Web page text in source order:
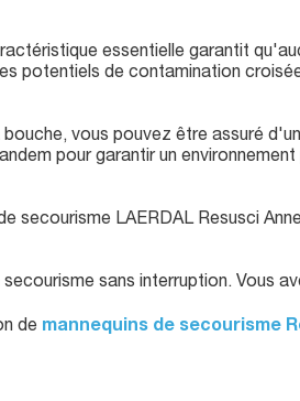
essentielle garantit
potentiels de contamination
vous pouvez être assuré
pour garantir un
secourisme LAERDAL Resusci
sans interruption. Vous
de mannequins de secourisme